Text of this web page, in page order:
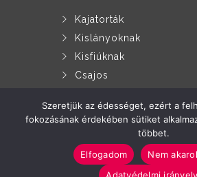
Kajatorták
Kislányoknak
Kisfiúknak
Csajos
Idősebb korosztálynak
Nézd meg az összeset!
Szeretjük az édességet, ezért a
fokozásának érdekében sütiket
többet.
Elfogadom
Nem
Adatvédelmi